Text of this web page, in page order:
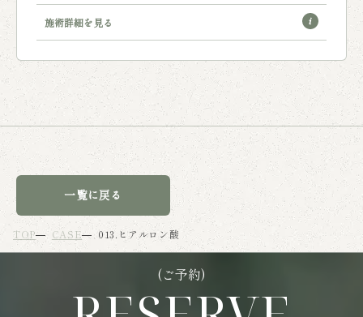
施術詳細を見る
一覧に戻る
TOP CASE 013.ヒアルロン酸
(ご予約)